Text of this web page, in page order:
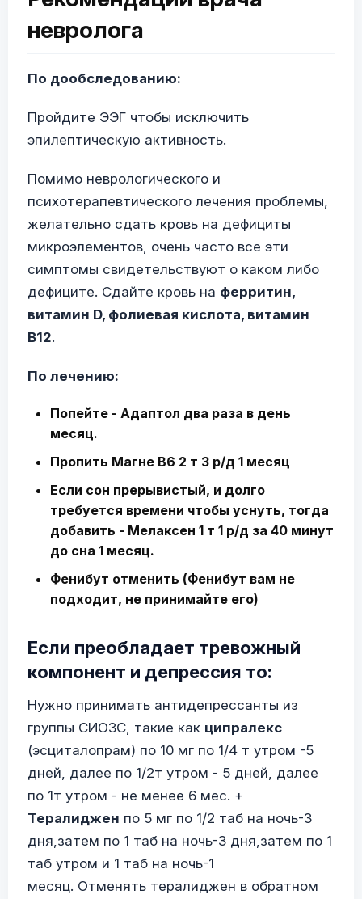
невролога
По дообследованию:
Пройдите ЭЭГ чтобы исключить
эпилептическую активность.
Помимо неврологического и
психотерапевтического лечения проблемы,
желательно сдать кровь на дефициты
микроэлементов, очень часто все эти
симптомы свидетельствуют о каком либо
дефиците. Сдайте кровь на ферритин,
витамин D, фолиевая кислота, витамин
B12.
По лечению:
Попейте - Адаптол два раза в день
месяц.
Пропить Магне В6 2 т 3 р/д 1 месяц
Если сон прерывистый, и долго
требуется времени чтобы уснуть, тогда
добавить - Мелаксен 1 т 1 р/д за 40 минут
до сна 1 месяц.
Фенибут отменить (Фенибут вам не
подходит, не принимайте его)
Если преобладает тревожный
компонент и депрессия то:
Нужно принимать антидепрессанты из
группы СИОЗС, такие как ципралекс
(эсциталопрам) по 10 мг по 1/4 т утром -5
дней, далее по 1/2т утром - 5 дней, далее
по 1т утром - не менее 6 мес. +
Тералиджен по 5 мг по 1/2 таб на ночь-3
дня,затем по 1 таб на ночь-3 дня,затем по 1
таб утром и 1 таб на ночь-1
месяц. Отменять тералиджен в обратном